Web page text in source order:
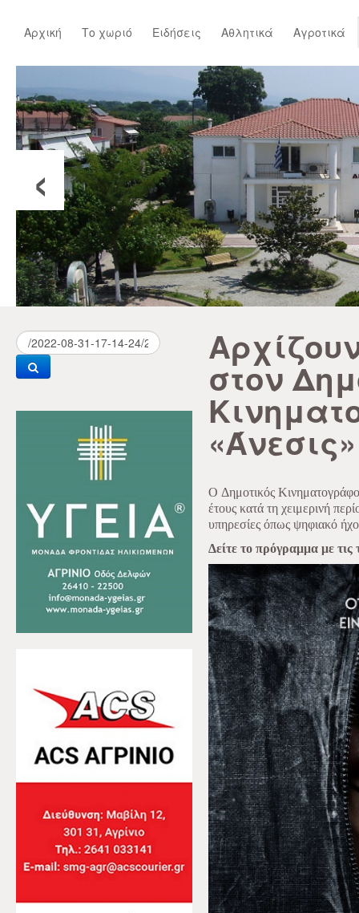
Αρχική Το χωριό Ειδήσεις Αθλητικά Αγροτικά
‹
στον
O Δημοτικός
έτους κατά τη χειμερινή
υπηρεσίες όπως ψηφιακό
Δείτε το πρόγραμμα με τις